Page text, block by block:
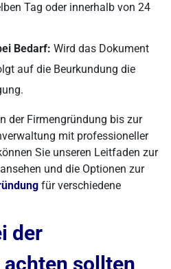
Tag oder innerhalb von 24
Bedarf: Wird das Dokument
auf die Beurkundung die
der Firmengründung bis zur
mit professioneller
Sie unseren Leitfaden zur
ansehen und die Optionen zur
für verschiedene
der
sollten